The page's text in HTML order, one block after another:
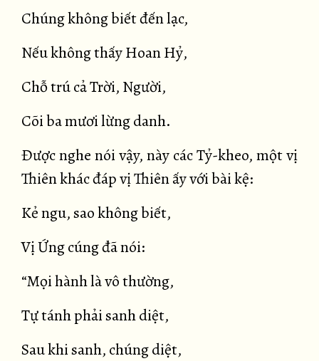
Chúng không biết đến lạc,
Nếu không thấy Hoan Hỷ,
Chỗ trú cả Trời, Người,
Cõi ba mươi lừng danh.
Được nghe nói vậy, này các Tỷ-kheo, một vị
Thiên khác đáp vị Thiên ấy với bài kệ:
Kẻ ngu, sao không biết,
Vị Ứng cúng đã nói:
“Mọi hành là vô thường,
Tự tánh phải sanh diệt,
Sau khi sanh, chúng diệt,